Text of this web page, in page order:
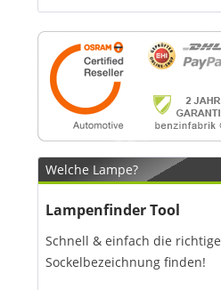
Welche Lampe?
Lampenfinder Tool
Schnell & einfach die richtige
Sockelbezeichnung finden!